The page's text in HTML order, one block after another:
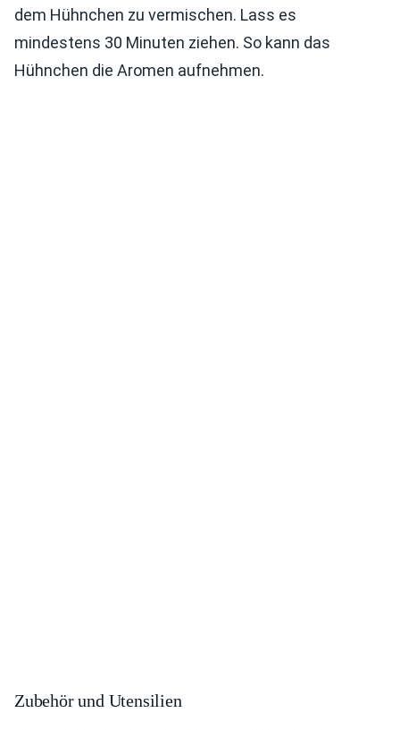
dem Hühnchen zu vermischen. Lass es
mindestens 30 Minuten ziehen. So kann das
Hühnchen die Aromen aufnehmen.
Zubehör und Utensilien